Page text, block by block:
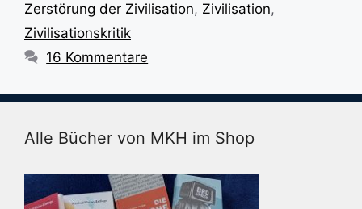
Zerstörung der Zivilisation, Zivilisation,
Zivilisationskritik
16 Kommentare
Alle Bücher von MKH im Shop